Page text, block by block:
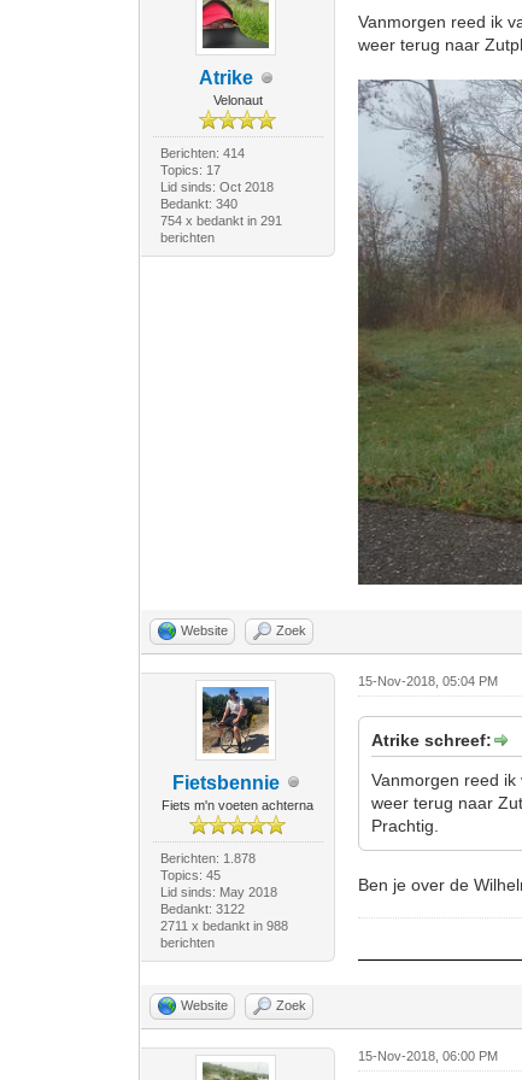
Atrike
Velonaut
Berichten: 414
Topics: 17
Lid sinds: Oct 2018
Bedankt: 340
754 x bedankt in 291
berichten
Vanmorgen reed ik
weer terug naar
Website Zoek
Fietsbennie
Fiets m'n voeten achterna
Berichten: 1.878
Topics: 45
Lid sinds: May 2018
Bedankt: 3122
2711 x bedankt in 988
berichten
15-Nov-2018, 05:04 PM
Atrike schreef:
Vanmorgen reed
weer terug naar
Prachtig.
Ben je over de
Website Zoek
15-Nov-2018, 06:00 PM